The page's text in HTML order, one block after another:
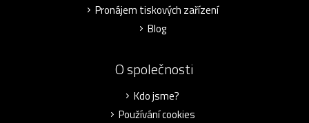
Pronájem tiskových zařízení
Blog
O společnosti
Kdo jsme?
Používání cookies